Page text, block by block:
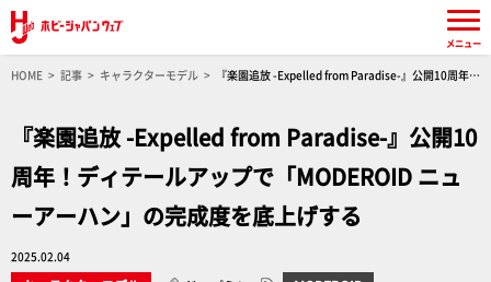
HOME 記事 キャラクターモデル
『楽園追放 -Expelled from Paradise-』公開10周年！
『楽園追放 -Expelled from Paradise-』公開10
周年！ディテールアップで「MODEROID ニュ
ーアーハン」の完成度を底上げする
2025.02.04
メニュー